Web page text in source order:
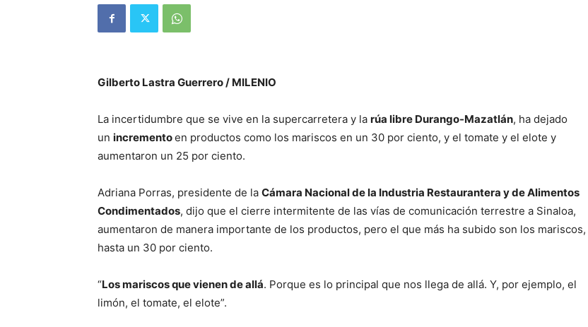
Gilberto Lastra Guerrero / MILENIO
La incertidumbre que se vive en la supercarretera y la rúa libre Durango-Mazatlán, ha dejado
un incrementoen productos como los mariscos en un 30 por ciento, y el tomate y el elote y
aumentaron un 25 por ciento.
Adriana Porras, presidente de la Cámara Nacional de la Industria Restaurantera y de Alimentos
Condimentados, dijo que el cierre intermitente de las vías de comunicación terrestre a Sinaloa,
aumentaron de manera importante de los productos, pero el que más ha subido son los mariscos,
hasta un 30 por ciento.
“Los mariscos que vienen de allá. Porque es lo principal que nos llega de allá. Y, por ejemplo, el
limón, el tomate, el elote”.